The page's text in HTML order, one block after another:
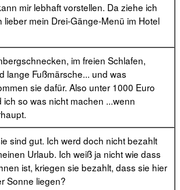
mir lebhaft vorstellen. Da ziehe ich
lieber mein Drei-Gänge-Menü im Hotel
im freien Schlafen,
lange Fußmärsche... und was
sie dafür. Also unter 1000 Euro
ich so was nicht machen ...wenn
sind gut. Ich werd doch nicht bezahlt
Urlaub. Ich weiß ja nicht wie dass
ist, kriegen sie bezahlt, dass sie hier
Sonne liegen?